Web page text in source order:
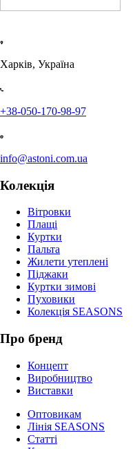
Харків, Україна
+38-050-170-98-97
info@astoni.com.ua
Колекція
Вітровки
Плащі
Куртки
Пальта
Жилети утеплені
Піджаки
Куртки зимові
Пуховики
Колекція SEASONS
Про бренд
Концепт
Виробництво
Виставки
Оптовикам
Лінія SEASONS
Статті